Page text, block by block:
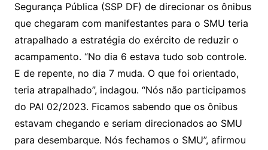
Segurança Pública (SSP DF) de direcionar os ônibus
que chegaram com manifestantes para o SMU teria
atrapalhado a estratégia do exército de reduzir o
acampamento. “No dia 6 estava tudo sob controle.
E de repente, no dia 7 muda. O que foi orientado,
teria atrapalhado”, indagou. “Nós não participamos
do PAI 02/2023. Ficamos sabendo que os ônibus
estavam chegando e seriam direcionados ao SMU
para desembarque. Nós fechamos o SMU”, afirmou